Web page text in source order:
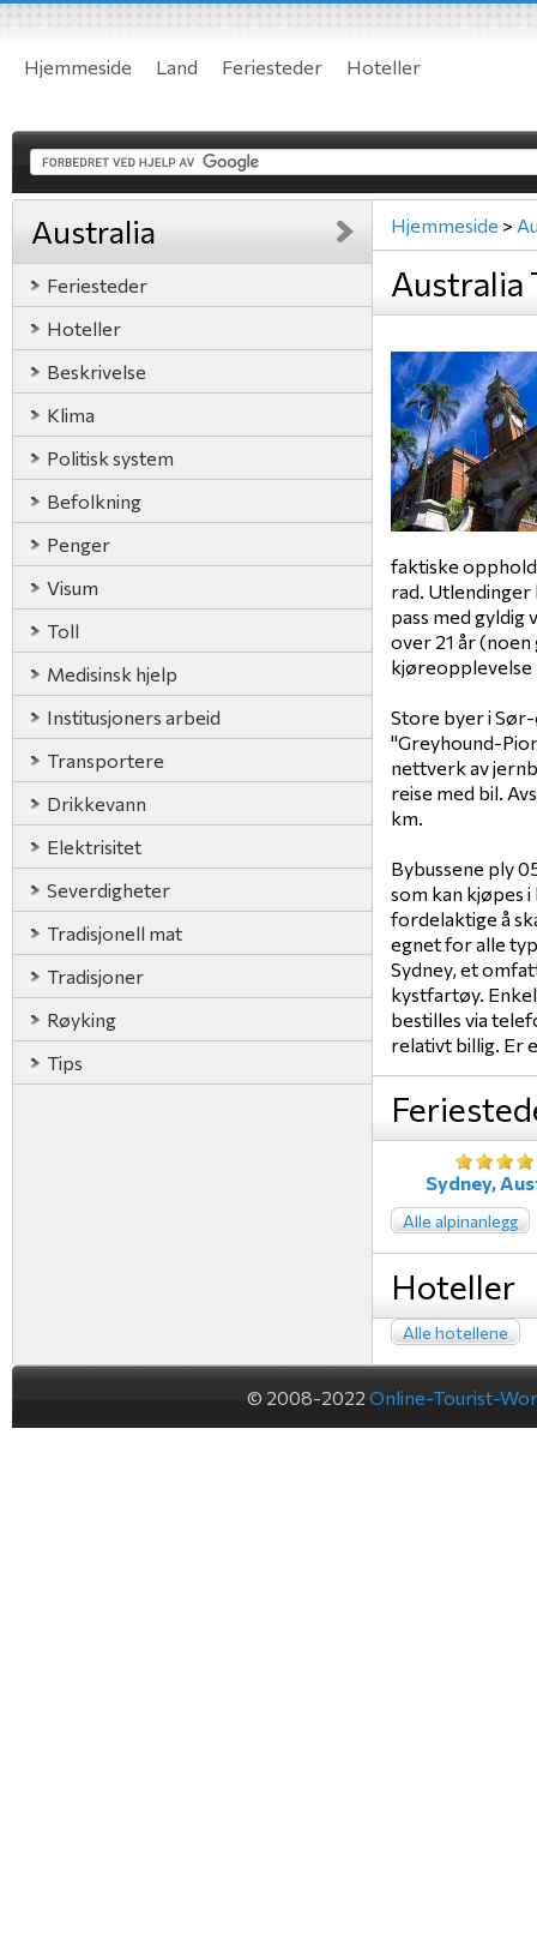
Hjemmeside Land Feriesteder Hoteller
Australia
Feriesteder
Hoteller
Beskrivelse
Klima
Politisk system
Befolkning
Penger
Visum
Toll
Medisinsk hjelp
Institusjoners arbeid
Transportere
Drikkevann
Elektrisitet
Severdigheter
Tradisjonell mat
Tradisjoner
Røyking
Tips
Hjemmeside >
Australia
faktiske
rad.
pass med gyldig
over 21 år
kjøreopplevelse
Store byer i
"Greyhound-
nettverk av
reise med bil.
km.
Bybussene ply
som kan kjøpes
fordelaktige å
egnet for alle
Sydney, et
kystfartøy.
bestilles via
relativt billig. Er
Sydney,
Alle alpinanlegg
Hoteller
Alle hotellene
© 2008-2022 Online-Tourist-